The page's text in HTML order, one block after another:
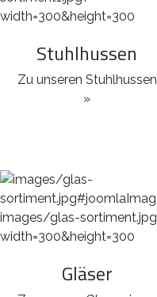
Stuhlhussen
Zu unseren Stuhlhussen
»
Gläser